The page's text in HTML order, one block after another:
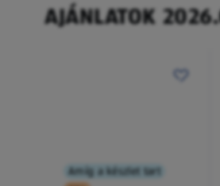
AJÁNLATOK
Amíg a készlet tart